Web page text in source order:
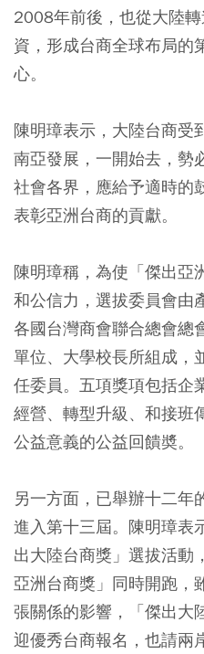
2008年前後，也從大陸
資，形成台商全球布局的
心。
陳明璋表示，大陸台商受
南亞發展，一開始去，勢
社會各界，應給予適時的
表彰亞洲台商的貢獻。
陳明璋稱，為使「傑出亞
和公信力，選拔委員會由
各國台灣商會聯合總會總
單位、大學校長所組成，
任委員。五項獎項包括企
經營、轉型升級、和接班
公益意義的公益回饋奬。
另一方面，已舉辦十二年
進入第十三屆。陳明璋表
出大陸台商獎」選拔活動
亞洲台商獎」同時開跑，
張關係的影響，「傑出大
迎優秀台商報名，也請兩